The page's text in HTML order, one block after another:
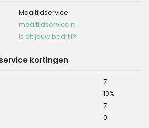
Maaltijdservice
maaltijdservice.nl
Is dit jouw bedrijf?
kortingen
7
10%
7
0